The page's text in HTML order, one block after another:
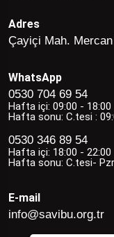
Adres
Çayiçi Mah.
WhatsApp
0530 704 69 54
Hafta içi: 09:00 - 18:00
Hafta sonu: C.tesi :
0530 346 89 54
Hafta içi: 18:00 - 22:00
Hafta sonu: C.tesi-
E-mail
info@savibu.org.tr